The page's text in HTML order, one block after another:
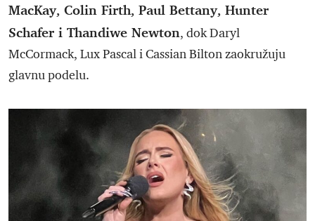
MacKay, Colin Firth, Paul Bettany, Hunter
Schafer i Thandiwe Newton, dok Daryl
McCormack, Lux Pascal i Cassian Bilton zaokružuju
glavnu podelu.